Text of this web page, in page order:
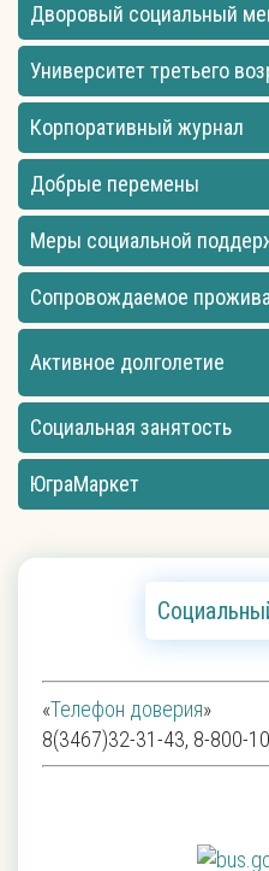
Дворовый социальный
Университет третьего
Корпоративный журнал
Добрые перемены
Меры социальной
Сопровождаемое
Активное долголетие
Социальная занятость
ЮграМаркет
«Телефон доверия»
8(3467)32-31-43, 8-800-